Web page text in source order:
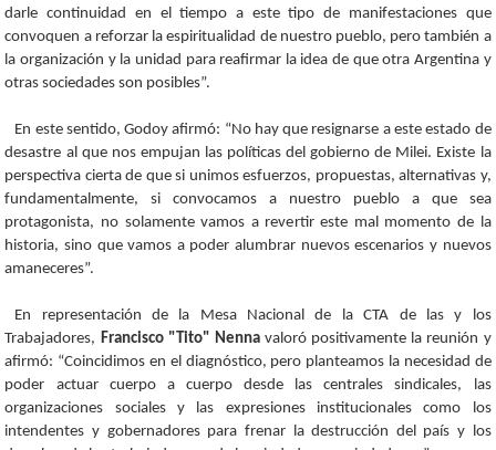
darle continuidad en el tiempo a este tipo de manifestaciones que
convoquen a reforzar la espiritualidad de nuestro pueblo, pero también a
la organización y la unidad para reafirmar la idea de que otra Argentina y
otras sociedades son posibles”.
En este sentido, Godoy afirmó: “No hay que resignarse a este estado de
desastre al que nos empujan las políticas del gobierno de Milei. Existe la
perspectiva cierta de que si unimos esfuerzos, propuestas, alternativas y,
fundamentalmente, si convocamos a nuestro pueblo a que sea
protagonista, no solamente vamos a revertir este mal momento de la
historia, sino que vamos a poder alumbrar nuevos escenarios y nuevos
amaneceres”.
En representación de la Mesa Nacional de la CTA de las y los
Trabajadores, Francisco "Tito" Nennavaloró positivamente la reunión y
afirmó: “Coincidimos en el diagnóstico, pero planteamos la necesidad de
poder actuar cuerpo a cuerpo desde las centrales sindicales, las
organizaciones sociales y las expresiones institucionales como los
intendentes y gobernadores para frenar la destrucción del país y los